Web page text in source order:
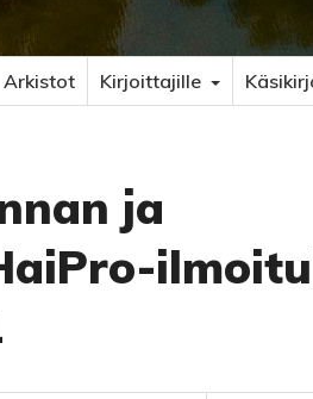
Arkistot Kirjoittajille
ja